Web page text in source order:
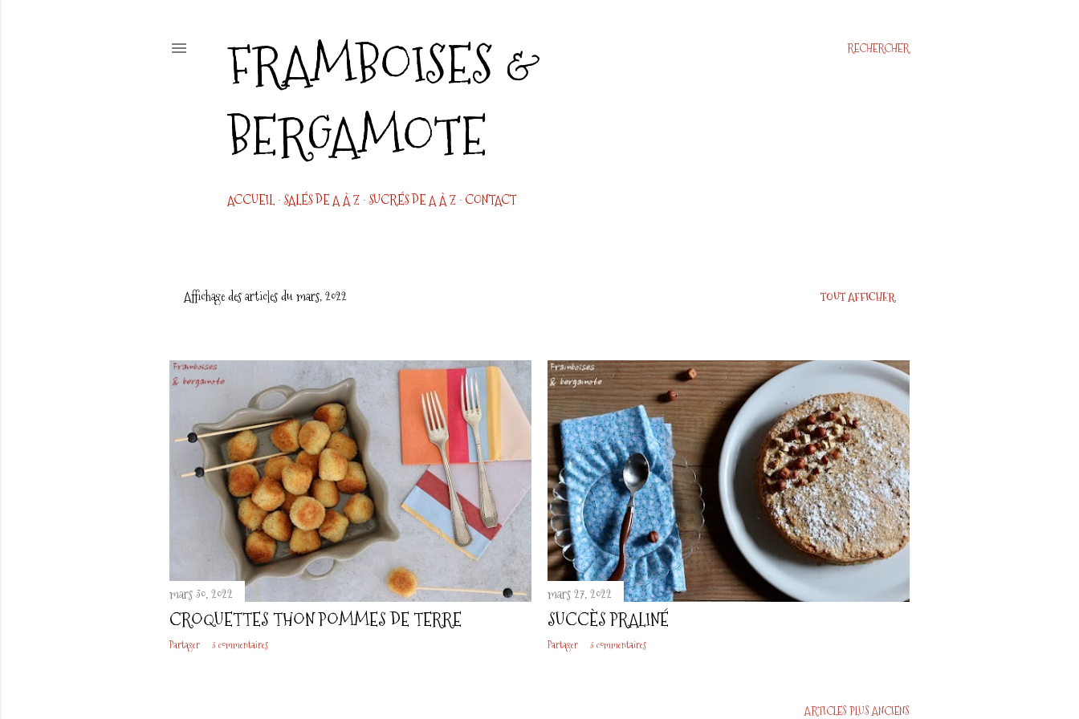
RECHERCHER
FRAMBOISES &
BERGAMOTE
ACCUEIL SALÉS DE A À Z SUCRÉS DE A À Z CONTACT
t
c
Affichage des articles du mars, 2022 TOUT AFFICHER
mars 30, 2022
CROQUETTES THON POMMES DE TERRE
Partager 3 commentaires
mars 27, 2022
SUCCÈS PRALINÉ
Partager 3 commentaires
ARTICLES PLUS ANCIENS